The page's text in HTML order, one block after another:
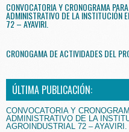
CONVOCATORIA Y CRONOGRAMA
ADMINISTRATIVO DE LA INSTITUCIÓN
72 – AYAVIRI.
CRONOGAMA DE ACTIVIDADES DEL
ÚLTIMA PUBLICACIÓN:
CONVOCATORIA Y
ADMINISTRATIVO DE LA
AGROINDUSTRIAL 72 – AYAVIRI.